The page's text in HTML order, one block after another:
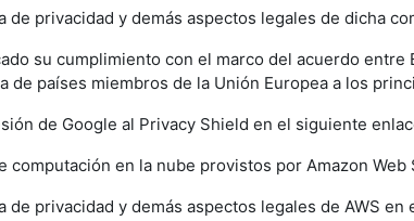
de privacidad y demás aspectos legales de dicha
su cumplimiento con el marco del acuerdo
de países miembros de la Unión Europea a los
de Google al Privacy Shield en el siguiente
computación en la nube provistos por Amazon
privacidad y demás aspectos legales de AWS en